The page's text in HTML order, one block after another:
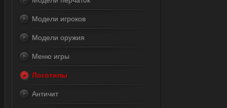
Модели игроков
Модели оружия
Меню игры
Логотипы
Античит